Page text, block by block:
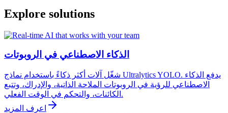
Explore solutions
الذكاء الاصطناعي في الروبوتات
شغّل آلات أكثر ذكاءً باستخدام نماذج Ultralytics YOLO. يدفع الذكاء
الاصطناعي للرؤية في الروبوتات الملاحة الذاتية، والإدراك، وتتبع
الكائنات، والتحكم في الوقت الفعلي.
اعرف المزيد